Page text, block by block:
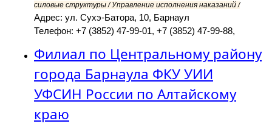
силовые структуры / Управление исполнения наказаний /
Адрес: ул. Сухэ-Батора, 10, Барнаул
Телефон: +7 (3852) 47-99-01, +7 (3852) 47-99-88,
Филиал по Центральному району
города Барнаула ФКУ УИИ
УФСИН России по Алтайскому
краю